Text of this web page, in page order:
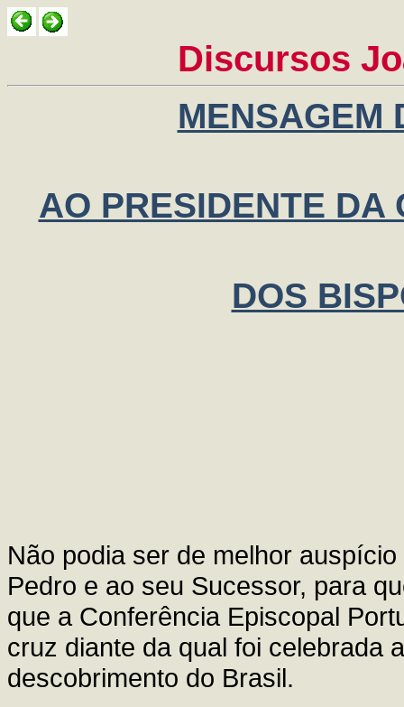
Discursos
MENSAGEM
AO PRESIDENTE DA
DOS
Não podia ser de melhor
Pedro e ao seu Sucessor, para
que a Conferência Episcopal
cruz diante da qual foi celebrada
descobrimento do Brasil.